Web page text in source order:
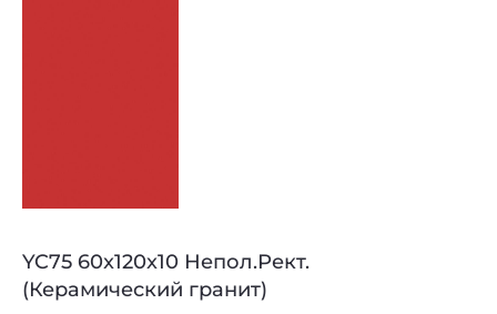
YC75 60x120x10 Непол.Рект.
(Керамический гранит)